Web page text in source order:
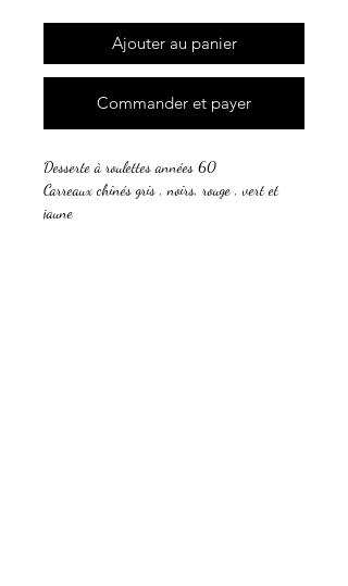
Ajouter au panier
Commander et payer
Desserte à roulettes années 60
Carreaux chinés gris , noirs, rouge , vert et
jaune